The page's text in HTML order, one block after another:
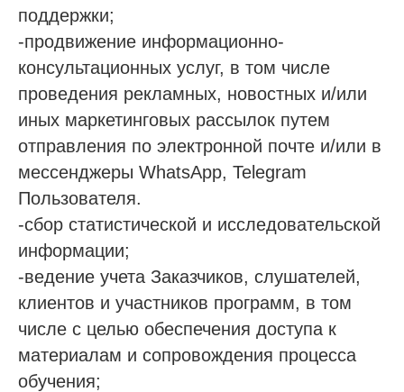
поддержки;
-продвижение информационно-
консультационных услуг, в том числе
проведения рекламных, новостных и/или
иных маркетинговых рассылок путем
отправления по электронной почте и/или в
мессенджеры WhatsApp, Telegram
Пользователя.
-сбор статистической и исследовательской
информации;
-ведение учета Заказчиков, слушателей,
клиентов и участников программ, в том
числе с целью обеспечения доступа к
материалам и сопровождения процесса
обучения;